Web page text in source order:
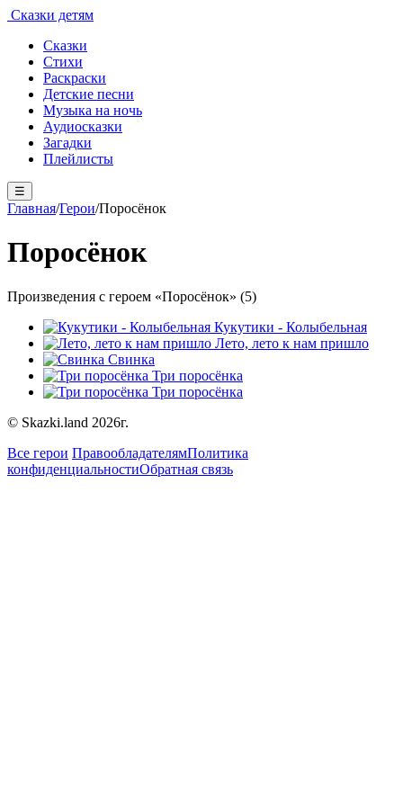
Сказки детям
Сказки
Стихи
Раскраски
Детские песни
Музыка на ночь
Аудиосказки
Загадки
Плейлисты
☰
Главная/Герои/Поросёнок
Поросёнок
Произведения с героем «Поросёнок» (5)
Кукутики - Колыбельная
Лето, лето к нам пришло
Свинка
Три поросёнка
Три поросёнка
© Skazki.land 2026г.
Все герои ПравообладателямПолитика
конфиденциальностиОбратная связь